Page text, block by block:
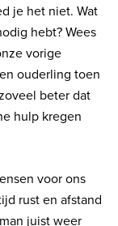
je het niet. Wat
hebt? Wees
vorige
ouderling toen
beter dat
hulp kregen
voor ons
rust en afstand
juist weer